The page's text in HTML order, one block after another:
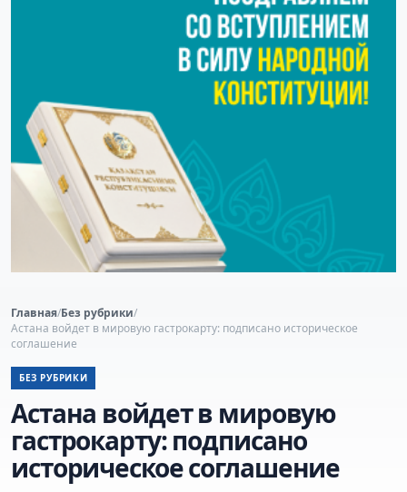
Главная/Без рубрики/
Астана войдет в мировую гастрокарту: подписано историческое
соглашение
БЕЗ РУБРИКИ
Астана войдет в мировую
гастрокарту: подписано
историческое соглашение